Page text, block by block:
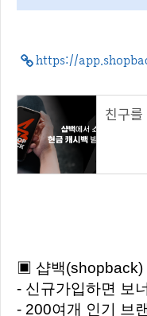
https://
▣ 샵백
- 신규가입하면 보
- 200여개 인기 브